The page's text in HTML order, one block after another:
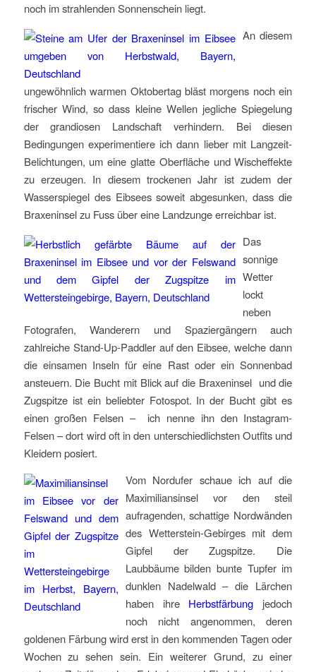
noch im strahlenden Sonnenschein liegt.
An diesem
ungewöhnlich warmen Oktobertag bläst morgens noch ein
frischer Wind, so dass kleine Wellen jegliche Spiegelung
der grandiosen Landschaft verhindern. Bei diesen
Bedingungen experimentiere ich dann lieber mit Langzeit-
Belichtungen, um eine glatte Oberfläche und Wischeffekte
zu erzeugen. In diesem trockenen Jahr ist zudem der
Wasserspiegel des Eibsees soweit abgesunken, dass die
Braxeninsel zu Fuss über eine Landzunge erreichbar ist.
Das
sonnige
Wetter
lockt
neben
Fotografen, Wanderern und Spaziergängern auch
zahlreiche Stand-Up-Paddler auf den Eibsee, welche dann
die einsamen Inseln für eine Rast oder ein Sonnenbad
ansteuern. Die Bucht mit Blick auf die Braxeninsel und die
Zugspitze ist ein beliebter Fotospot. In der Bucht gibt es
einen großen Felsen – ich nenne ihn den Instagram-
Felsen – dort wird oft in den unterschiedlichsten Outfits und
Kleidern posiert.
Vom Nordufer schaue ich auf die
Maximiliansinsel vor den steil
aufragenden, schattige Nordwänden
des Wetterstein-Gebirges mit dem
Gipfel der Zugspitze. Die
Laubbäume bilden bunte Tupfer im
dunklen Nadelwald – die Lärchen
haben ihre Herbstfärbung jedoch
noch nicht angenommen, deren
goldenen Färbung wird erst in den kommenden Tagen oder
Wochen zu sehen sein. Ein weiterer Grund, zu einer